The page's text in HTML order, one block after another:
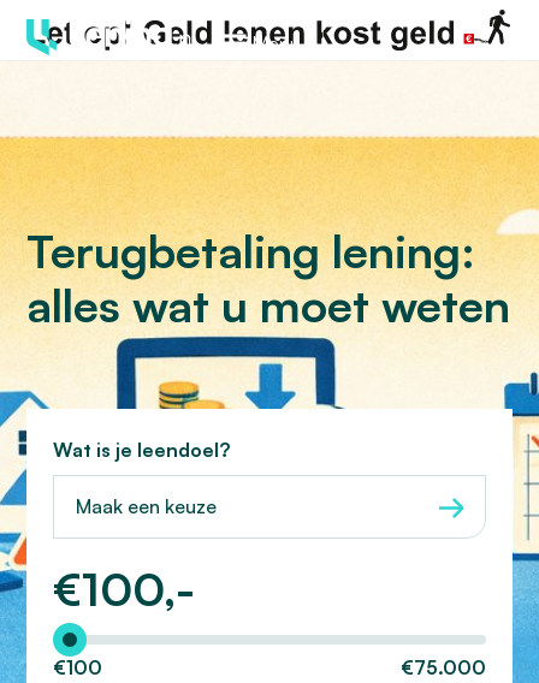
Menu
Terugbetaling lening:
alles wat u moet weten
Wat is je leendoel?
Maak een keuze
€100,-
Hoeveel wilt u lenen?
€100 €75.000